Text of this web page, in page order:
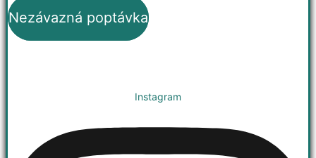
Nezávazná poptávka
Instagram